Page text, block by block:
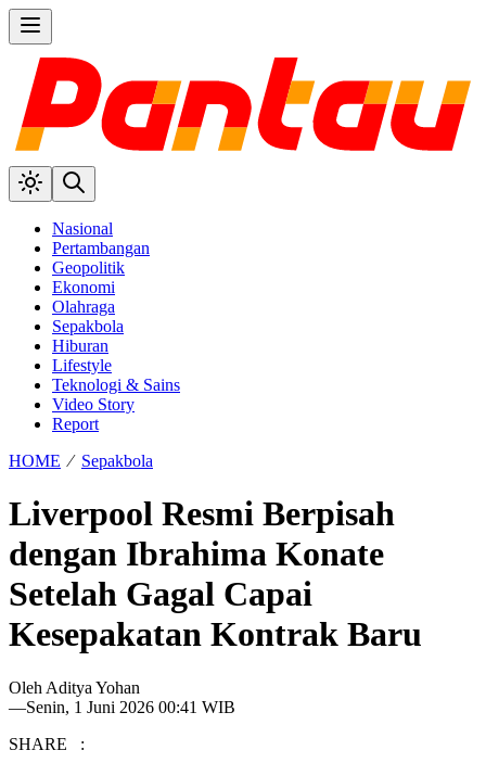
Nasional
Pertambangan
Geopolitik
Ekonomi
Olahraga
Sepakbola
Hiburan
Lifestyle
Teknologi & Sains
Video Story
Report
HOME ⁄ Sepakbola
Liverpool Resmi Berpisah
dengan Ibrahima Konate
Setelah Gagal Capai
Kesepakatan Kontrak Baru
Oleh Aditya Yohan
—Senin, 1 Juni 2026 00:41 WIB
SHARE :